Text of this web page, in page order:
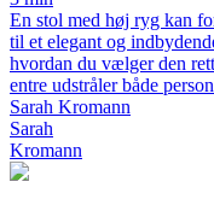
En stol med høj ryg kan
til et elegant og
hvordan du vælger den
entre udstråler både
Sarah Kromann
Sarah
Kromann